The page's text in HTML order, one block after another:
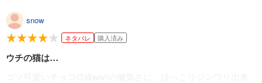
snow
ネタバレ 購入済み
ウチの猫は…